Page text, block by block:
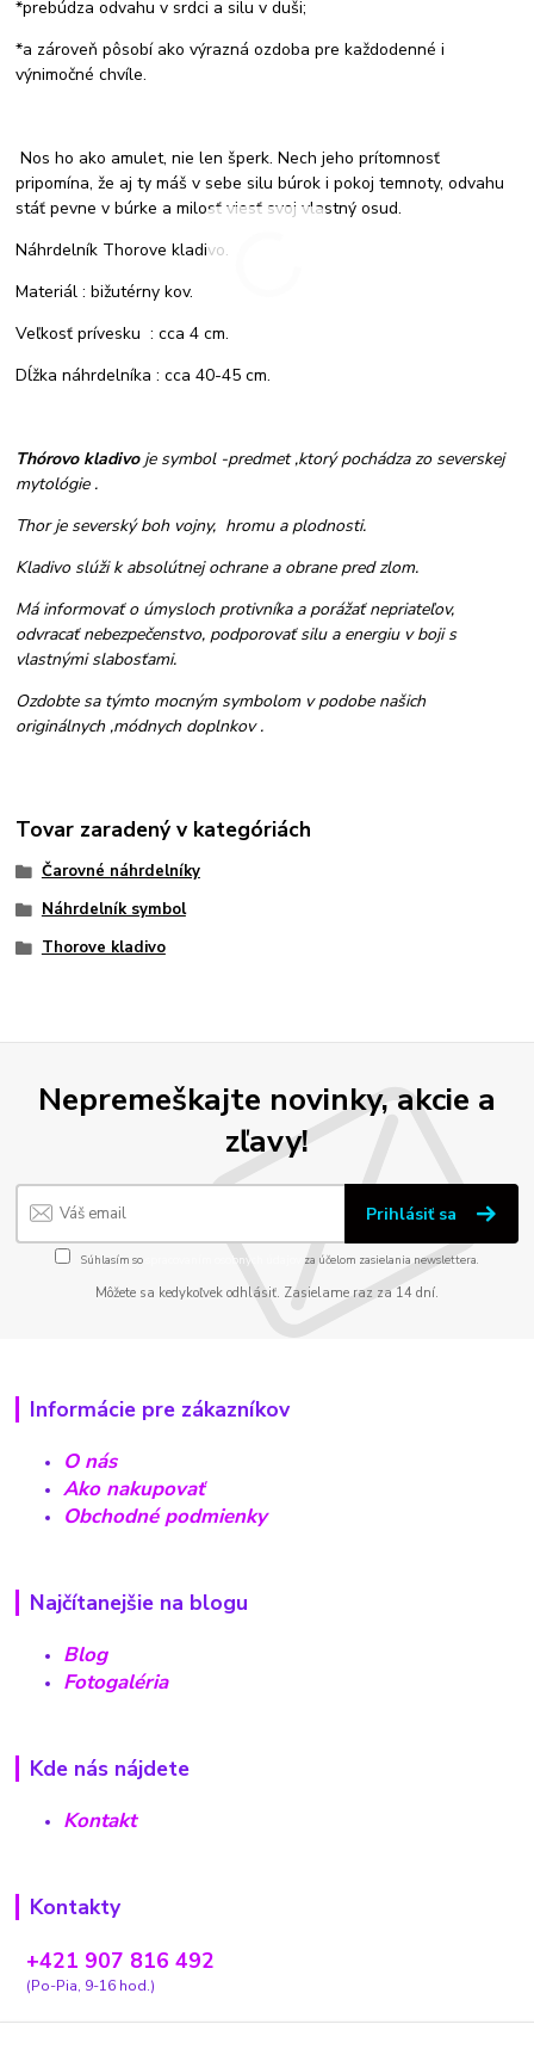
*prebúdza odvahu v srdci a silu v duši;
*a zároveň pôsobí ako výrazná ozdoba pre každodenné i
výnimočné chvíle.
Nos ho ako amulet, nie len šperk. Nech jeho prítomnosť
pripomína, že aj ty máš v sebe silu búrok i pokoj temnoty, odvahu
stáť pevne v búrke a milosť viesť svoj vlastný osud.
Náhrdelník Thorove kladivo.
Materiál : bižutérny kov.
Veľkosť prívesku : cca 4 cm.
Dĺžka náhrdelníka : cca 40-45 cm.
Thórovo kladivoje symbol -predmet ,ktorý pochádza zo severskej
mytológie .
Thor je severský boh vojny, hromu a plodnosti.
Kladivo slúži k absolútnej ochrane a obrane pred zlom.
Má informovať o úmysloch protivníka a porážať nepriateľov,
odvracať nebezpečenstvo, podporovať silu a energiu v boji s
vlastnými slabosťami.
Ozdobte sa týmto mocným symbolom v podobe našich
originálnych ,módnych doplnkov .
Tovar zaradený v kategóriách
Čarovné náhrdelníky
Náhrdelník symbol
Thorove kladivo
Nepremeškajte novinky, akcie a
zľavy!
Prihlásiť sa
Súhlasím so spracovaním osobných údajov za účelom zasielania newslettera.
Môžete sa kedykoľvek odhlásiť. Zasielame raz za 14 dní.
Informácie pre zákazníkov
O nás
Ako nakupovať
Obchodné podmienky
Najčítanejšie na blogu
Blog
Fotogaléria
Kde nás nájdete
Kontakt
Kontakty
+421 907 816 492
(Po-Pia, 9-16 hod.)
carovnyobchodik13@gmail.com